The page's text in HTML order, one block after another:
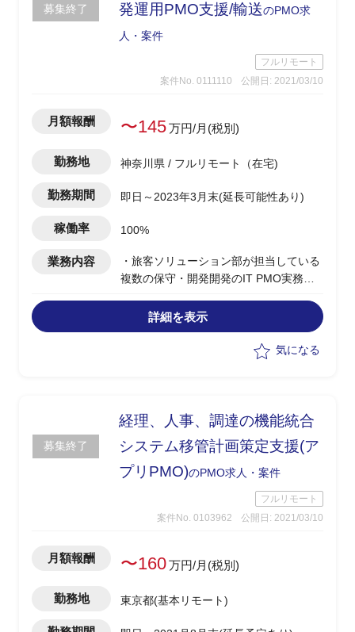
募集終了
発運用PMO支援/輸送のPMO求
人・案件
フルリモート
案件No. 0111110
公開日: 2021/03/10
月額報酬 〜145万円/月(税別)
勤務地 神奈川県 / フルリモート（在宅)
勤務期間 即日～2023年3月末(延長可能性あり)
稼働率 100%
業務内容
・旅客ソリューション部が担当している
複数の保守・開発開発のIT PMO実務
詳細を表示
気になる
募集終了
経理、人事、調達の機能統合
システム移管計画策定支援(ア
プリPMO)のPMO求人・案件
フルリモート
案件No. 0103962
公開日: 2021/03/10
月額報酬 〜160万円/月(税別)
勤務地 東京都(基本リモート)